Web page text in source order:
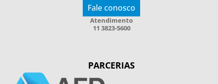
Fale conosco
Atendimento
11 3823-5600
PARCERIAS